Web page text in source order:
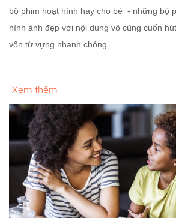
bộ phim hoạt hình hay cho bé - những bộ
hình ảnh đẹp với nội dung vô cùng cuốn
vốn từ vựng nhanh chóng.
Xem thêm